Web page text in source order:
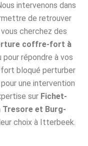
intervenons dans
de retrouver
cherchez des
coffre-fort à
répondre à vos
bloqué perturber
une intervention
sur Fichet-
Tresore et Burg-
choix à Itterbeek.